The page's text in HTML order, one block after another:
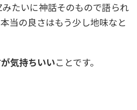
たいに神話そのもので語られ
当の良さはもう少し地味なと
気持ちいいことです。